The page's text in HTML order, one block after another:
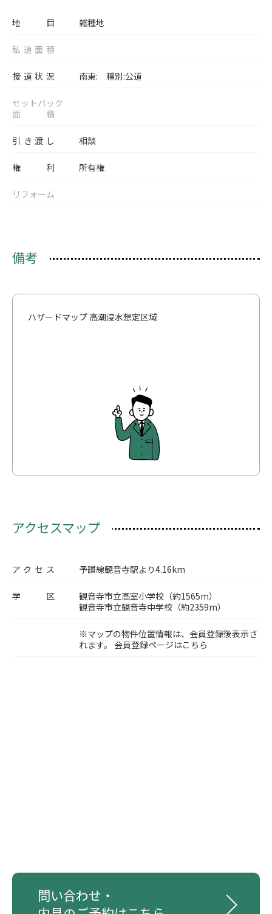
地目 雑種地
私道面積
接道状況 南東: 種別:公道
セットバック
面積
引き渡し 相談
権利 所有権
リフォーム
備考
ハザードマップ 高潮浸水想定区域
アクセスマップ
アクセス 予讃線観音寺駅より4.16km
学区
観音寺市立高室小学校（約1565m）
観音寺市立観音寺中学校（約2359m）
※マップの物件位置情報は、会員登録後表示さ
れます。 会員登録ページはこちら
問い合わせ・